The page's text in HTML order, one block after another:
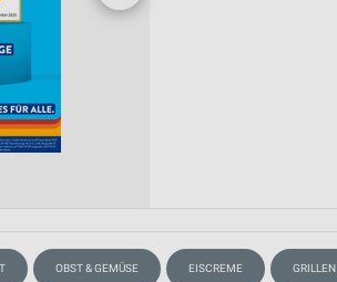
OBST & GEMÜSE EISCREME GRILLEN